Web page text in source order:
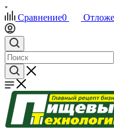
Сравнение0